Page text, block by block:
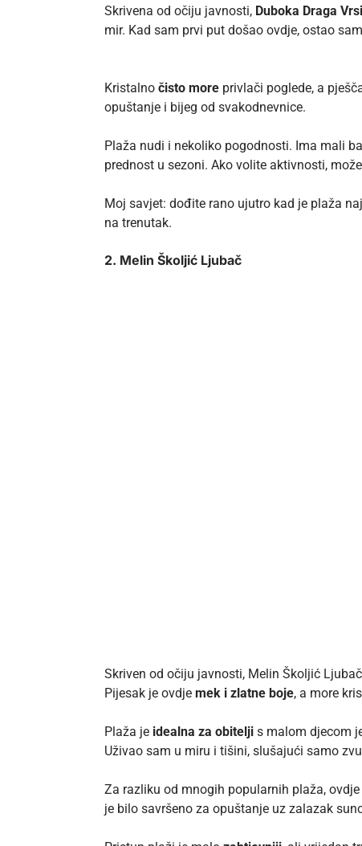
Skrivena od očiju javnosti, Duboka Draga Vrsi
mir. Kad sam prvi put došao ovdje, ostao
Kristalno čisto more privlači poglede, a
opuštanje i bijeg od svakodnevnice.
Plaža nudi i nekoliko pogodnosti. Ima mali
prednost u sezoni. Ako volite aktivnosti,
Moj savjet: dođite rano ujutro kad je plaža
na trenutak.
2. Melin Školjić Ljubač
Skriven od očiju javnosti, Melin Školjić
Pijesak je ovdje mek i zlatne boje, a more
Plaža je idealna za obitelji s malom djecom
Uživao sam u miru i tišini, slušajući samo
Za razliku od mnogih popularnih plaža,
je bilo savršeno za opuštanje uz zalazak